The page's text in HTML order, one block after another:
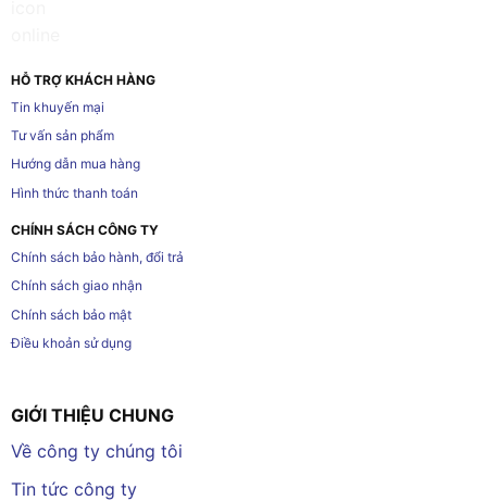
HỖ TRỢ KHÁCH HÀNG
Tin khuyến mại
Tư vấn sản phẩm
Hướng dẫn mua hàng
Hình thức thanh toán
CHÍNH SÁCH CÔNG TY
Chính sách bảo hành, đổi trả
Chính sách giao nhận
Chính sách bảo mật
Điều khoản sử dụng
GIỚI THIỆU CHUNG
Về công ty chúng tôi
Tin tức công ty